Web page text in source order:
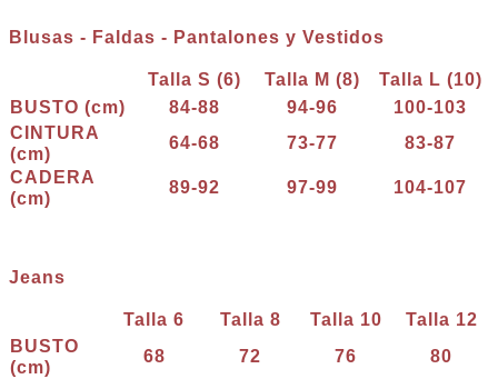
Blusas - Faldas - Pantalones y Vestidos
Talla S (6) Talla M (8)
Talla L (10)
BUSTO (cm)
84-88 94-96
100-103
CINTURA
(cm)
64-68 73-77
83-87
CADERA
(cm)
89-92 97-99 104-107
Jeans
Talla 6 Talla 8 Talla 10
Talla 12
BUSTO
(cm)
68 72 76
80